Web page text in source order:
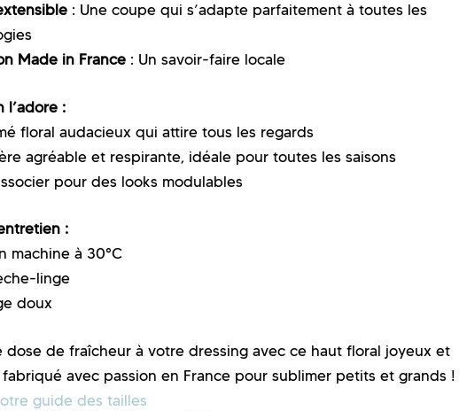
: Une coupe qui s’adapte parfaitement à toutes les
Made in France: Un savoir-faire locale
l’adore :
floral audacieux qui attire tous les regards
agréable et respirante, idéale pour toutes les saisons
pour des looks modulables
:
machine à 30°C
linge
doux
dose de fraîcheur à votre dressing avec ce haut floral joyeux et
avec passion en France pour sublimer petits et grands !
guide des tailles